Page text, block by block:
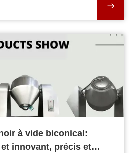
à vide biconical:
innovant, précis et